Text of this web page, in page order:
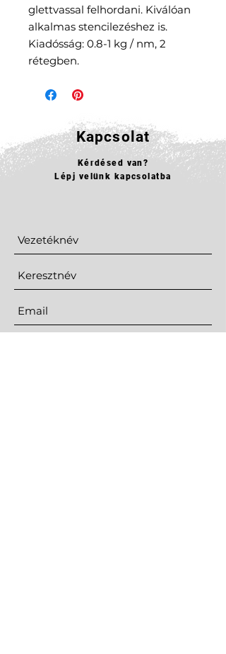
glettvassal felhordani. Kiválóan
alkalmas stencilezéshez is.
Kiadósság: 0.8-1 kg / nm, 2
rétegben.
Kapcsolat
Kérdésed van?
Lépj velünk kapcsolatba